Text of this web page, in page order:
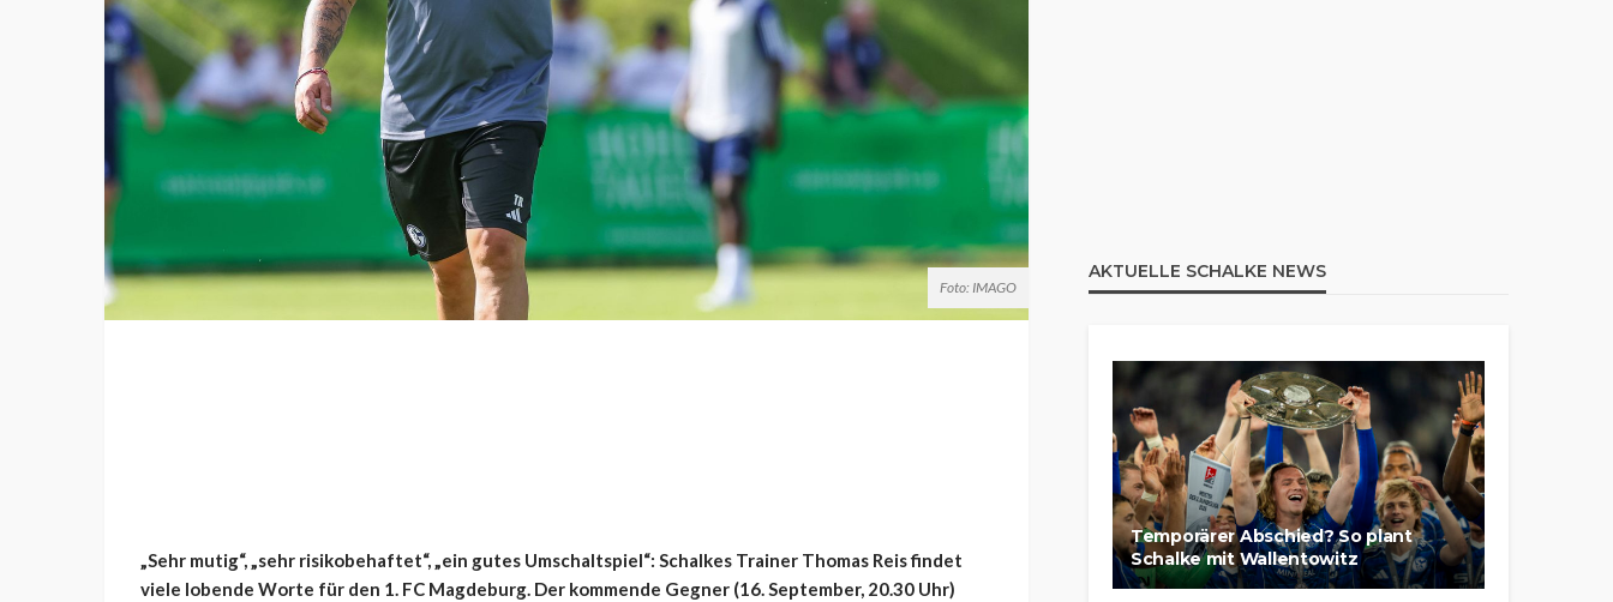
Foto: IMAGO
„Sehr mutig“, „sehr risikobehaftet“, „ein gutes Umschaltspiel“: Schalkes Trainer Thomas Reis findet
viele lobende Worte für den 1. FC Magdeburg. Der kommende Gegner (16. September, 20.30 Uhr)
AKTUELLE SCHALKE NEWS
Temporärer Abschied? So plant
Schalke mit Wallentowitz